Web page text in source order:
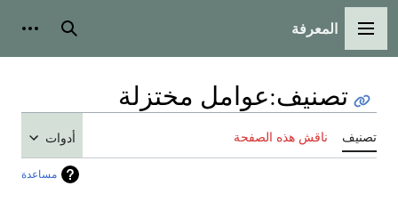
القائمة الرئيسية
المعرفة بحث
تصنيف:عوامل مختزلة
تصنيف ناقش هذه الصفحة أدوات
مساعدة